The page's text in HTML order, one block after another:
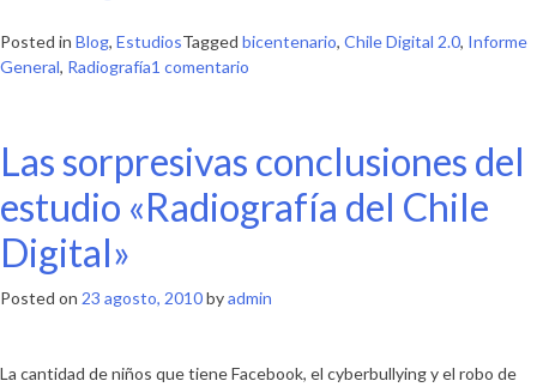
Posted in Blog, EstudiosTagged bicentenario, Chile Digital 2.0, Informe
General, Radiografía1 comentario
del
Digital
el
Las sorpresivas conclusiones del
estudio «Radiografía del Chile
Digital»
Posted on 23 agosto, 2010byadmin
La cantidad de niños que tiene Facebook, el cyberbullying y el robo de